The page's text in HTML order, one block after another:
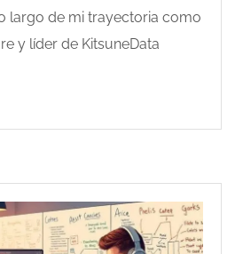
largo de mi trayectoria como
y líder de KitsuneData